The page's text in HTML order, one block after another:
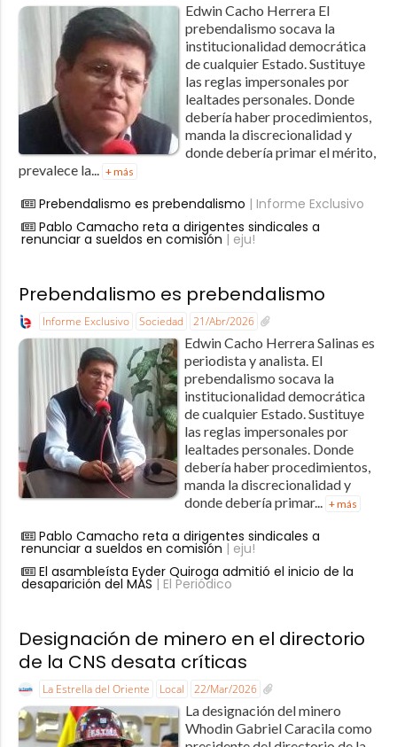
Edwin Cacho Herrera ​El
prebendalismo socava la
institucionalidad democrática
de cualquier Estado. Sustituye
las reglas impersonales por
lealtades personales. Donde
debería haber procedimientos,
manda la discrecionalidad y
donde debería primar el mérito,
prevalece la... + más
Prebendalismo es prebendalismo | Informe Exclusivo
Pablo Camacho reta a dirigentes sindicales a
renunciar a sueldos en comisión | eju!
Prebendalismo es prebendalismo
Informe Exclusivo Sociedad 21/Abr/2026
Edwin Cacho Herrera Salinas es
periodista y analista. El
prebendalismo socava la
institucionalidad democrática
de cualquier Estado. Sustituye
las reglas impersonales por
lealtades personales. Donde
debería haber procedimientos,
manda la discrecionalidad y
donde debería primar...
+ más
Pablo Camacho reta a dirigentes sindicales a
renunciar a sueldos en comisión | eju!
El asambleísta Eyder Quiroga admitió el inicio de la
desaparición del MAS | El Periódico
Designación de minero en el directorio
de la CNS desata críticas
La Estrella del Oriente Local 22/Mar/2026
La designación del minero
Whodin Gabriel Caracila como